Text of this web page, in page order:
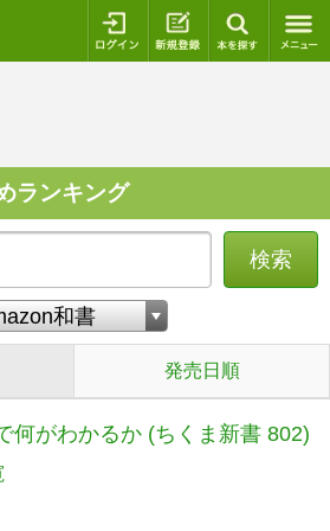
ログイン 新規登録
ランキング
検索
発売日順
何がわかるか (ちくま新書 802)